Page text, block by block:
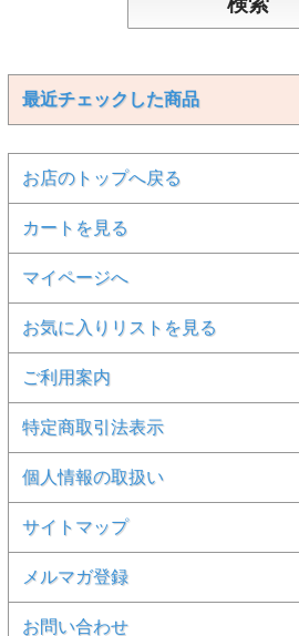
最近チェックした商品
お店のトップへ戻る
カートを見る
マイページへ
お気に入りリストを見る
ご利用案内
特定商取引法表示
個人情報の取扱い
サイトマップ
メルマガ登録
お問い合わせ